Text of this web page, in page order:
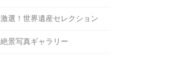
激選！世界遺産セレクション
絶景写真ギャラリー